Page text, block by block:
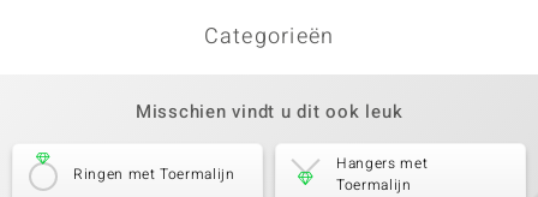
Categorieën
Misschien vindt u dit ook leuk
Ringen met Toermalijn
Hangers met
Toermalijn